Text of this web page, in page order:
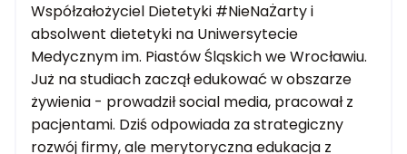
Współzałożyciel Dietetyki #NieNaŻarty i
absolwent dietetyki na Uniwersytecie
Medycznym im. Piastów Śląskich we Wrocławiu.
Już na studiach zaczął edukować w obszarze
żywienia - prowadził social media, pracował z
pacjentami. Dziś odpowiada za strategiczny
rozwój firmy, ale merytoryczna edukacja z